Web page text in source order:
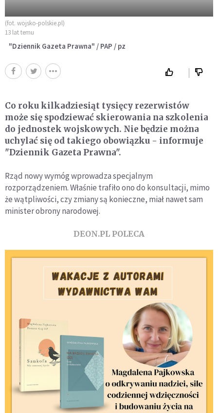
(fot. wojsko-polskie.pl)
13 lat temu
"Dziennik Gazeta Prawna" / PAP / pz
Co roku kilkadziesiąt tysięcy rezerwistów
może się spodziewać skierowania na szkolenia
do jednostek wojskowych. Nie będzie można
uchylać się od takiego obowiązku - informuje
"Dziennik Gazeta Prawna".
Rząd nowy wymóg wprowadza specjalnym
rozporządzeniem. Właśnie trafiło ono do konsultacji, mimo
że wątpliwości, czy zmiany są konieczne, miał nawet sam
minister obrony narodowej.
DEON.PL POLECA